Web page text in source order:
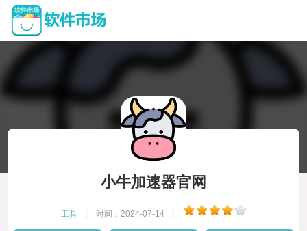
小牛加速器官网
工具 时间：2024-07-14